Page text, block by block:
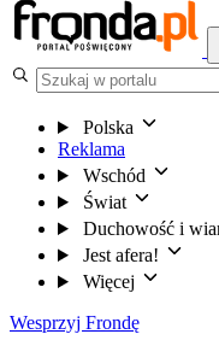
Polska
Reklama
Wschód
Świat
Duchowość i
Jest afera!
Więcej
Wesprzyj Frondę